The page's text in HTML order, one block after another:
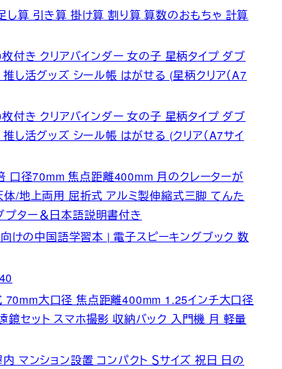
算 引き算 掛け算 割り算 算数のおもちゃ 計算
付き クリアバインダー 女の子 星柄タイプ ダブ
し活グッズ シール帳 はがせる (星柄クリア（A7
付き クリアバインダー 女の子 星柄タイプ ダブ
活グッズ シール帳 はがせる (クリア（A7サイ
径70mm 焦点距離400mm 月のクレーターが
/地上両用 屈折式 アルミ製伸縮式三脚 てんた
プター＆日本語説明書付き
けの中国語学習本 | 電子スピーキングブック 数
大口径 焦点距離400mm 1.25インチ大口径
鏡セット スマホ撮影 収納バック 入門機 月 軽量
マンション設置 コンパクト Ｓサイズ 祝日 日の